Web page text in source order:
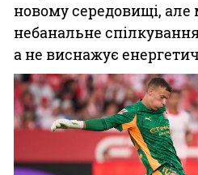
новому середовищі, але
небанальне
а не виснажує